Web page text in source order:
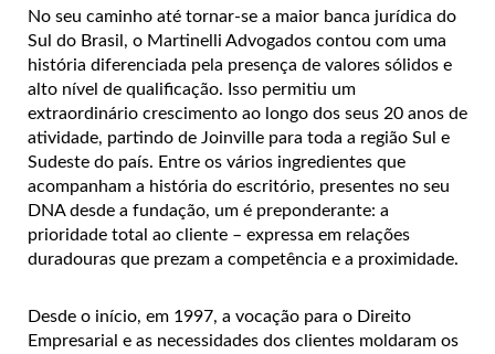
No seu caminho até tornar-se a maior banca jurídica do
Sul do Brasil, o Martinelli Advogados contou com uma
história diferenciada pela presença de valores sólidos e
alto nível de qualificação. Isso permitiu um
extraordinário crescimento ao longo dos seus 20 anos de
atividade, partindo de Joinville para toda a região Sul e
Sudeste do país. Entre os vários ingredientes que
acompanham a história do escritório, presentes no seu
DNA desde a fundação, um é preponderante: a
prioridade total ao cliente – expressa em relações
duradouras que prezam a competência e a proximidade.
Desde o início, em 1997, a vocação para o Direito
Empresarial e as necessidades dos clientes moldaram os